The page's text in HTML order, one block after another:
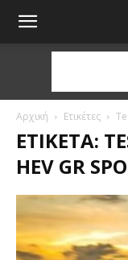
Αρχική Ετικέτες
ΕΤΙΚΈΤΑ:
HEV GR